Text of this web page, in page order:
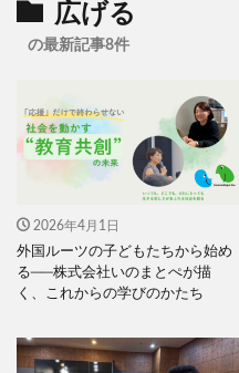
広げる
の最新記事8件
2026年4月1日
外国ルーツの子どもたちから始め
る──株式会社いのまとぺが描
く、これからの学びのかたち